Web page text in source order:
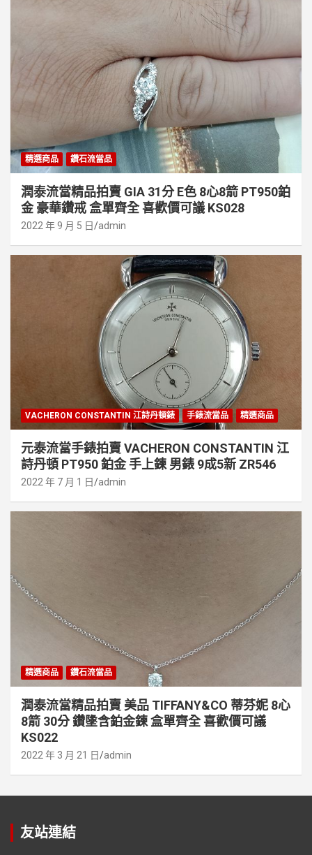
精選商品 鑽石流當品
潤泰流當精品拍賣 GIA 31分 E色 8心8箭 PT950鉑
金 豪華鑽戒 盒單齊全 喜歡價可議 KS028
2022 年 9 月 5 日 admin
VACHERON CONSTANTIN 江詩丹頓錶 手錶流當品 精選商品
元泰流當手錶拍賣 VACHERON CONSTANTIN 江
詩丹頓 PT950 鉑金 手上鍊 男錶 9成5新 ZR546
2022 年 7 月 1 日 admin
精選商品 鑽石流當品
潤泰流當精品拍賣 美品 TIFFANY&CO 蒂芬妮 8心
8箭 30分 鑽墬含鉑金鍊 盒單齊全 喜歡價可議
KS022
2022 年 3 月 21 日 admin
友站連結